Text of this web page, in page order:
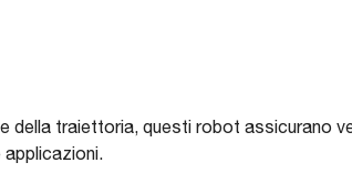
della traiettoria, questi robot assicurano
applicazioni.